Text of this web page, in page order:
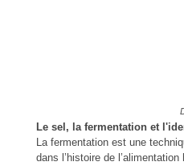
Le sel, la fermentation et
La fermentation est une
dans l’histoire de